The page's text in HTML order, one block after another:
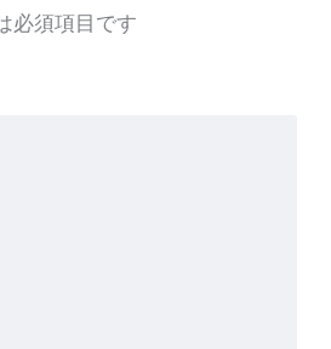
必須項目です